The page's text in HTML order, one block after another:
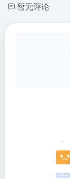
暂无评论